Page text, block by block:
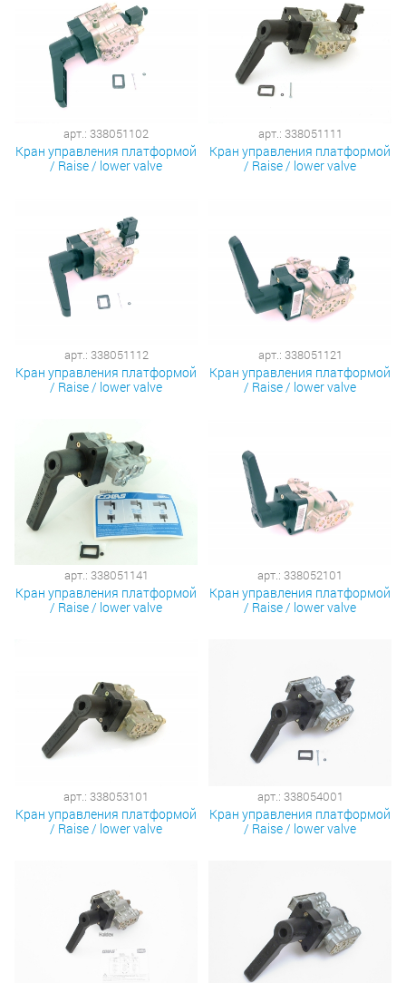
арт.: 338051102
Кран управления платформой
/ Raise / lower valve
арт.: 338051111
Кран управления платформой
/ Raise / lower valve
арт.: 338051112
Кран управления платформой
/ Raise / lower valve
арт.: 338051121
Кран управления платформой
/ Raise / lower valve
арт.: 338051141
Кран управления платформой
/ Raise / lower valve
арт.: 338052101
Кран управления платформой
/ Raise / lower valve
арт.: 338053101
Кран управления платформой
/ Raise / lower valve
арт.: 338054001
Кран управления платформой
/ Raise / lower valve